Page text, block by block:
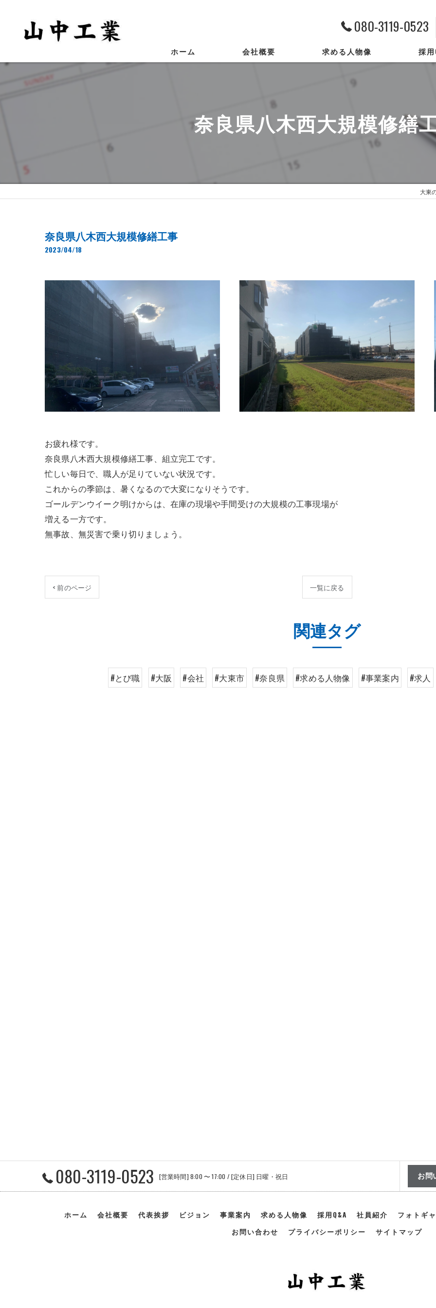
080-3119-0523
ホーム 会社概要
事業案内
求める人物像 採用
奈良県八木西大規模修繕
大東
奈良県八木西大規模修繕工事
2023/04/18
お疲れ様です。
奈良県八木西大規模修繕工事、組立完工です。
忙しい毎日で、職人が足りていない状況です。
これからの季節は、暑くなるので大変になりそうです。
ゴールデンウイーク明けからは、在庫の現場や手間受けの大規模の工事現場が
増える一方です。
無事故、無災害で乗り切りましょう。
< 前のページ 一覧に戻る
関連タグ
#とび職 #大阪 #会社 #大東市 #奈良県 #求める人物像 #事業案内 #求人
080-3119-0523 [営業時間] 8:00 〜 17:00 / [定休日] 日曜・祝日 お問
ホーム 会社概要 代表挨拶 ビジョン 事業案内 求める人物像 採用Q&A 社員紹介 フォトギ
お問い合わせ
プライバシーポリシー サイトマップ